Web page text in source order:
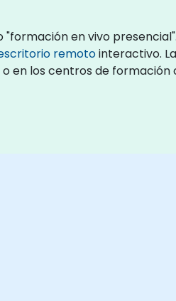
en vivo
remotointeractivo.
en los centros de